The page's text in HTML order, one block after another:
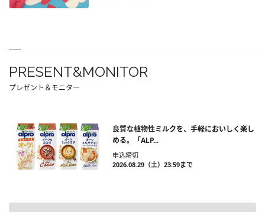
PRESENT&MONITOR
プレゼント＆モニター
良質な植物性ミルクを、手軽においしく楽し
める。「ALP...
申込締切
2026.08.29（土）23:59まで